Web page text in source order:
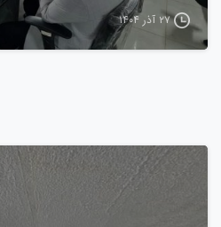
۲۷ آذر ۱۴۰۴